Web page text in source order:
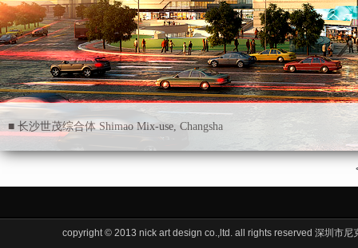
■ 长沙世茂综合体 Shimao Mix-use, Changsha
copyright © 2013 nick art design co.,ltd. all rights reserved 深圳市尼